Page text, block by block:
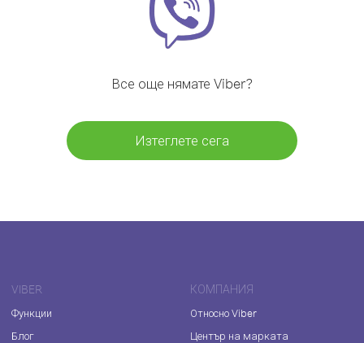
Все още нямате Viber?
Изтеглете сега
VIBER
Функции
Блог
КОМПАНИЯ
Относно Viber
Център на марката